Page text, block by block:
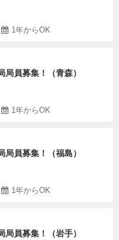
1年からOK
員募集！（青森）
1年からOK
員募集！（福島）
1年からOK
員募集！（岩手）